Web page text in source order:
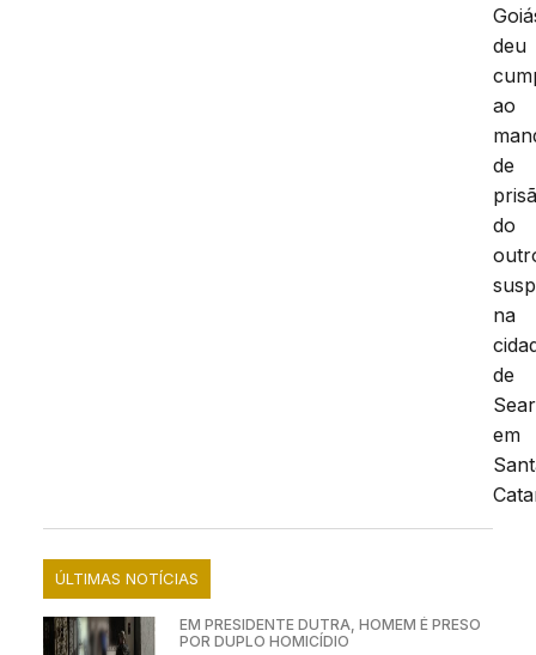
deu
ao
de
do
na
de
em
ÚLTIMAS NOTÍCIAS
EM PRESIDENTE DUTRA, HOMEM É PRESO
POR DUPLO HOMICÍDIO